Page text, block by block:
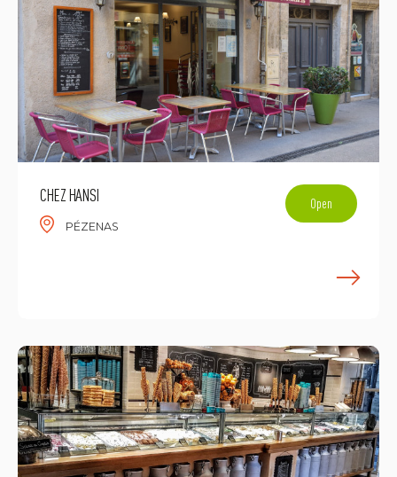
CHEZ HANSI
PÉZENAS
Open